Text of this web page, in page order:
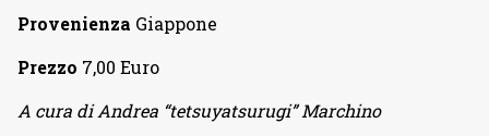
Provenienza Giappone
Prezzo 7,00 Euro
A cura di Andrea “tetsuyatsurugi” Marchino